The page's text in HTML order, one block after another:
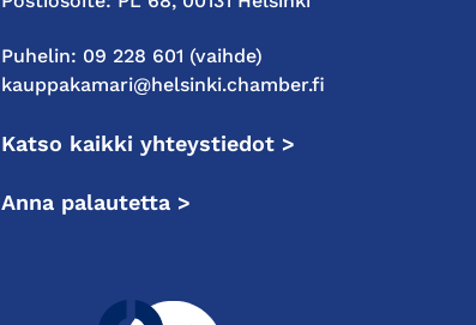
Puhelin: 09 228 601 (vaihde)
kauppakamari@helsinki.chamber.fi
Katso kaikki yhteystiedot >
Anna palautetta >